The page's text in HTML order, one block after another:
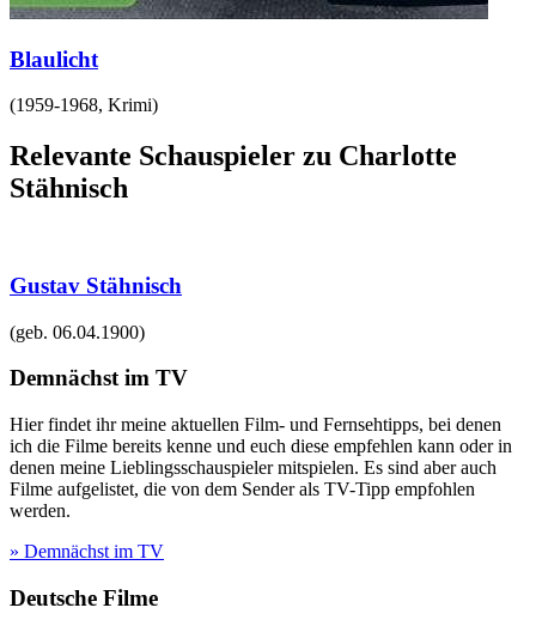
Blaulicht
(1959-1968, Krimi)
Relevante Schauspieler zu Charlotte
Stähnisch
Gustav Stähnisch
(geb. 06.04.1900)
Demnächst im TV
Hier findet ihr meine aktuellen Film- und Fernsehtipps, bei denen
ich die Filme bereits kenne und euch diese empfehlen kann oder in
denen meine Lieblingsschauspieler mitspielen. Es sind aber auch
Filme aufgelistet, die von dem Sender als TV-Tipp empfohlen
werden.
» Demnächst im TV
Deutsche Filme